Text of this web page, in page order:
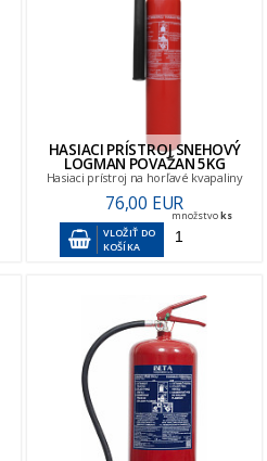
HASIACI PRÍSTROJ SNEHOVÝ
LOGMAN POVAŽAN 5KG
Hasiaci prístroj na horľavé kvapaliny
76,00 EUR
VLOŽIŤ DO
KOŠÍKA
množstvoks